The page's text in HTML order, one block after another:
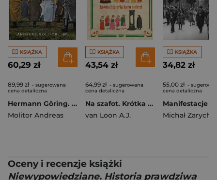
KSIĄŻKA
60,29 zł
89,99 zł - sugerowana
cena detaliczna
Hermann Göring. Drugi człowiek Trzeciej Rzeszy
Molitor Andreas
KSIĄŻKA
43,54 zł
64,99 zł - sugerowana
cena detaliczna
Na szafot. Krótka historia kary śmierci
van Loon A.J.
KSIĄŻKA
34,82 zł
55,00 zł -
cena detaliczna
Michał
Oceny i recenzje książki
Niewypowiedziane. Historia prawdziwa